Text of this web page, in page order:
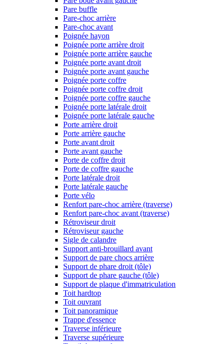
Pare buffle
Pare-choc arrière
Pare-choc avant
Poignée hayon
Poignée porte arrière droit
Poignée porte arrière gauche
Poignée porte avant droit
Poignée porte avant gauche
Poignée porte coffre
Poignée porte coffre droit
Poignée porte coffre gauche
Poignée porte latérale droit
Poignée porte latérale gauche
Porte arrière droit
Porte arrière gauche
Porte avant droit
Porte avant gauche
Porte de coffre droit
Porte de coffre gauche
Porte latérale droit
Porte latérale gauche
Porte vélo
Renfort pare-choc arrière (traverse)
Renfort pare-choc avant (traverse)
Rétroviseur droit
Rétroviseur gauche
Sigle de calandre
Support anti-brouillard avant
Support de pare chocs arrière
Support de phare droit (tôle)
Support de phare gauche (tôle)
Support de plaque d'immatriculation
Toit hardtop
Toit ouvrant
Toit panoramique
Trappe d'essence
Traverse inférieure
Traverse supérieure